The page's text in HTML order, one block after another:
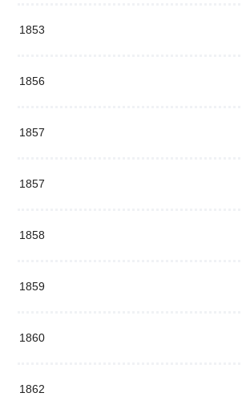
1853
1856
1857
1857
1858
1859
1860
1862